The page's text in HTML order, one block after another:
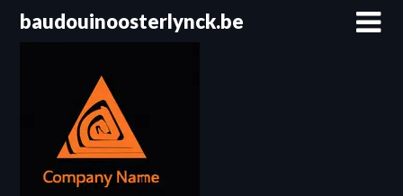
Passerbaudouinoosterlynck.be